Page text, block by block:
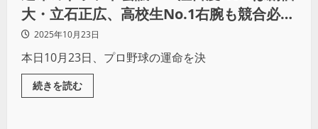
大・立石正広、高校生No.1右腕も競合必
至！2025年10月23日
本日10月23日、プロ野球の運命を決
続きを読む
野球